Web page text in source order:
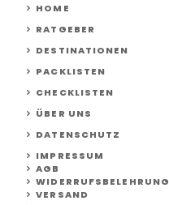
HOME
RATGEBER
DESTINATIONEN
PACKLISTEN
CHECKLISTEN
ÜBER UNS
DATENSCHUTZ
IMPRESSUM
AGB
WIDERRUFSBELEHRUNG
VERSAND